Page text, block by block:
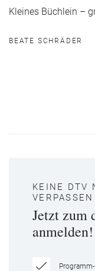
Kleines Büchlein –
BEATE SCHRÄDER
KEINE DTV
VERPASSEN
Jetzt zum
anmelden!